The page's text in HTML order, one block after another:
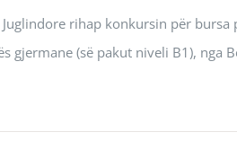
rihap konkursin për bursa
gjermane (së pakut niveli B1), nga